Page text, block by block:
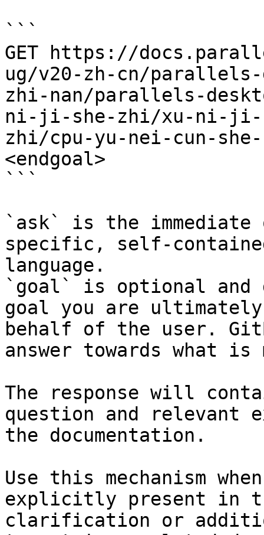
```
GET https://
ug/v20-zh-cn/parallels-
zhi-nan/parallels-
ni-ji-she-zhi/xu-ni-ji-
zhi/cpu-yu-nei-cun-she-
<endgoal>
```
`ask` is the
specific, self-
language.
`goal` is optional and
goal you are
behalf of the user.
answer towards what
The response will
question and relevant
the documentation.
Use this mechanism
explicitly present in
clarification or